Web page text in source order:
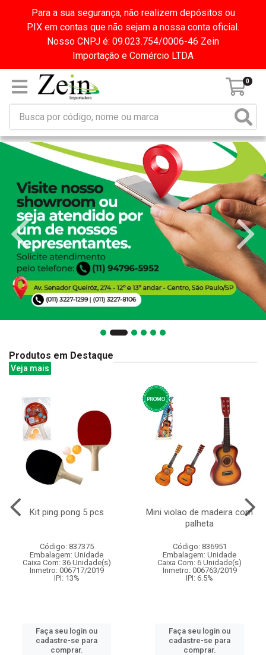
Para a sua segurança, não realizem depósitos ou
PIX em contas que não sejam a nossa conta oficial.
Nosso CNPJ é: 09.023.754/0006-46 Zein
Importação e Comércio LTDA
0
Produtos em Destaque
Veja mais
Kit ping pong 5 pcs
Código: 837375
Embalagem: Unidade
Caixa Com: 36 Unidade(s)
Inmetro: 006717/2019
IPI: 13%
Faça seu login ou
cadastre-se para
comprar.
Mini violao de madeira com
palheta
Código: 836951
Embalagem: Unidade
Caixa Com: 6 Unidade(s)
Inmetro: 006763/2019
IPI: 6.5%
Faça seu login ou
cadastre-se para
comprar.